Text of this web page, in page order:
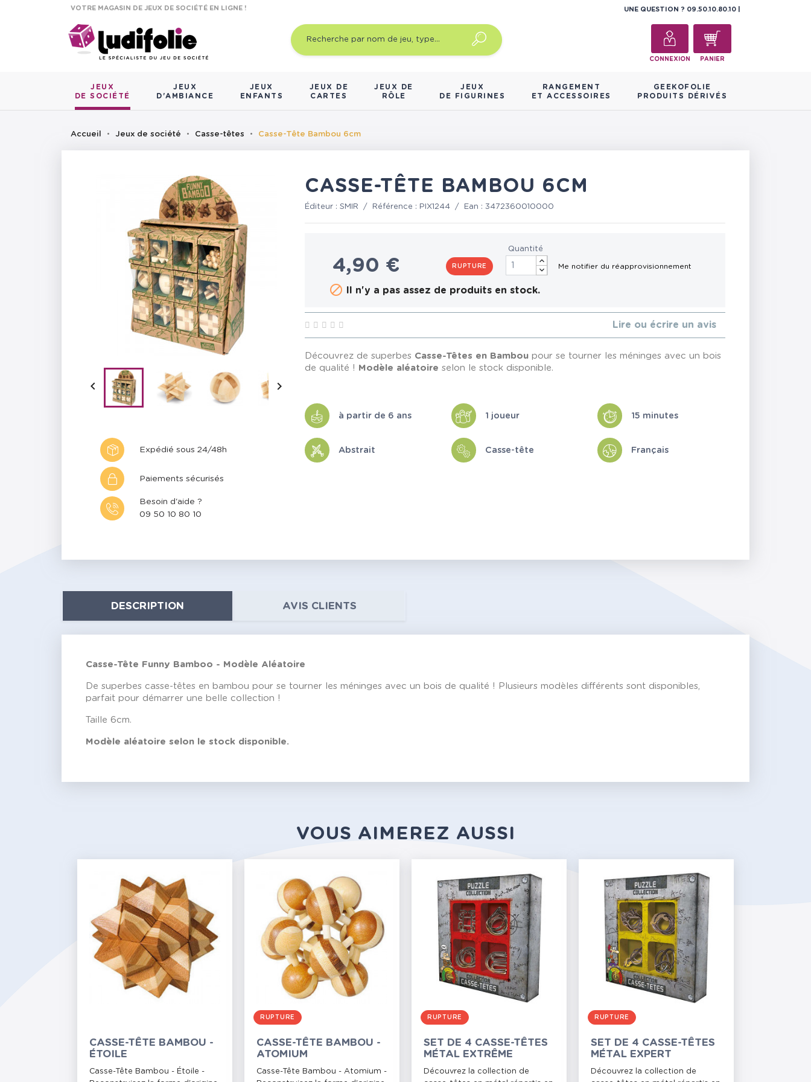
VOTRE MAGASIN DE JEUX DE SOCIÉTÉ EN LIGNE ! UNE QUESTION ? 09.50.10.80.10
CONNEXION PANIER
JEUX
DE SOCIÉTÉ
JEUX
D'AMBIANCE
JEUX
ENFANTS
JEUX DE
CARTES
JEUX DE
RÔLE
JEUX
DE FIGURINES
RANGEMENT
ET ACCESSOIRES
GEEKOFOLIE
PRODUITS DÉRIVÉS
Accueil Jeux de société Casse-têtes Casse-Tête Bambou 6cm
 
Expédié sous 24/48h
Paiements sécurisés
Besoin d'aide ?
09 50 10 80 10
CASSE-TÊTE BAMBOU 6CM
Éditeur :SMIR / Référence : PIX1244 / Ean :3472360010000
4,90 € RUPTURE
Quantité
 Il n'y a pas assez de produits en stock.
Lire ou écrire un avis
Découvrez de superbes Casse-Têtes en Bamboupour se tourner les méninges avec un bois
de qualité ! Modèle aléatoire selon le stock disponible.
à partir de 6 ans 1 joueur 15 minutes
Abstrait Casse-tête Français
DESCRIPTION AVIS CLIENTS
Casse-Tête Funny Bamboo - Modèle Aléatoire
De superbes casse-têtes en bambou pour se tourner les méninges avec un bois de qualité ! Plusieurs modèles différents sont disponibles,
parfait pour démarrer une belle collection !
Taille 6cm.
Modèle aléatoire selon le stock disponible.
VOUS AIMEREZ AUSSI
CASSE-TÊTE BAMBOU -
ÉTOILE
Casse-Tête Bambou - Étoile -
RUPTURE
CASSE-TÊTE BAMBOU -
ATOMIUM
Casse-Tête Bambou - Atomium -
RUPTURE
SET DE 4 CASSE-TÊTES
MÉTAL EXTRÊME
Découvrez la collection de
RUPTURE
SET DE 4 CASSE-TÊTES
MÉTAL EXPERT
Découvrez la collection de